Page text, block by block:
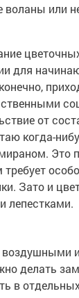
воланы или
для
от
когда-
Это
Зато и
лепестками.
воздушными
делать
в